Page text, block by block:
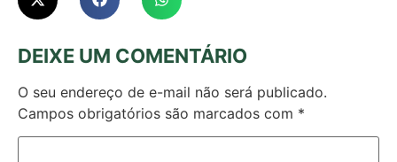
DEIXE UM COMENTÁRIO
O seu endereço de e-mail não será publicado.
Campos obrigatórios são marcados com *